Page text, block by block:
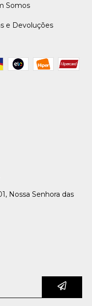
Somos
e Devoluções
Nossa Senhora das